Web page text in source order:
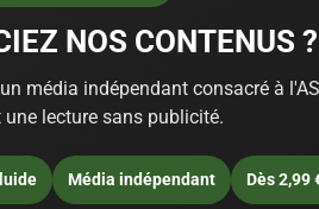
NOS CONTENUS ?
média indépendant consacré à
lecture sans publicité.
Média indépendant Dès 2,99